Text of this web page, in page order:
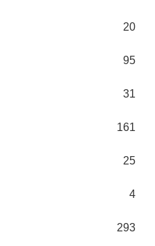
20
95
31
161
25
4
293